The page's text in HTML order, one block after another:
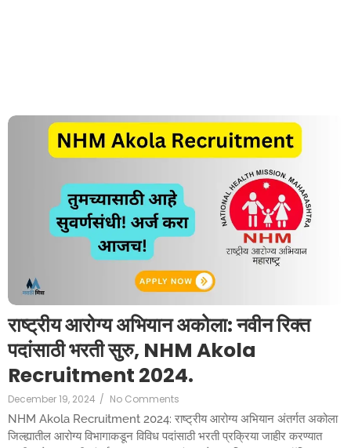
राष्ट्रीय आरोग्य अभियान अकोला: नवीन रिक्त
पदांसाठी भरती सुरु, NHM Akola
Recruitment 2024.
December 19, 2024 / No Comments
NHM Akola Recruitment 2024: राष्ट्रीय आरोग्य अभियान अंतर्गत अकोला
जिल्ह्यातील आरोग्य विभागाकडून विविध पदांसाठी भरती प्रक्रिया जाहीर करण्यात